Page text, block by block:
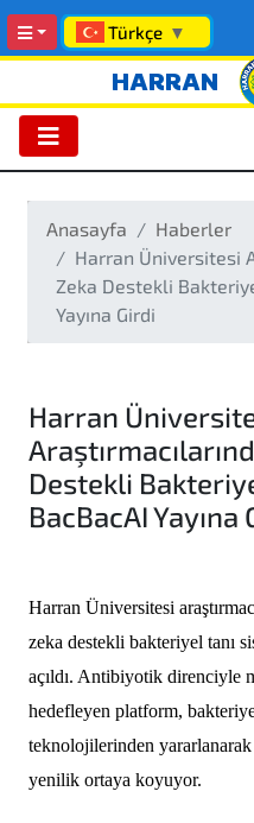
Türkçe ▼
HARRAN
Anasayfa
Haberler
Harran Üniversitesi
Zeka Destekli
Yayına Girdi
Harran
Destekli
BacBacAI Yayına
Harran Üniversitesi
zeka destekli bakteriyel tanı
açıldı. Antibiyotik direnciyle
hedefleyen platform,
teknolojilerinden yararlanarak
yenilik ortaya koyuyor.